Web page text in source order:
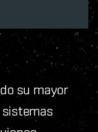
su mayor
sistemas